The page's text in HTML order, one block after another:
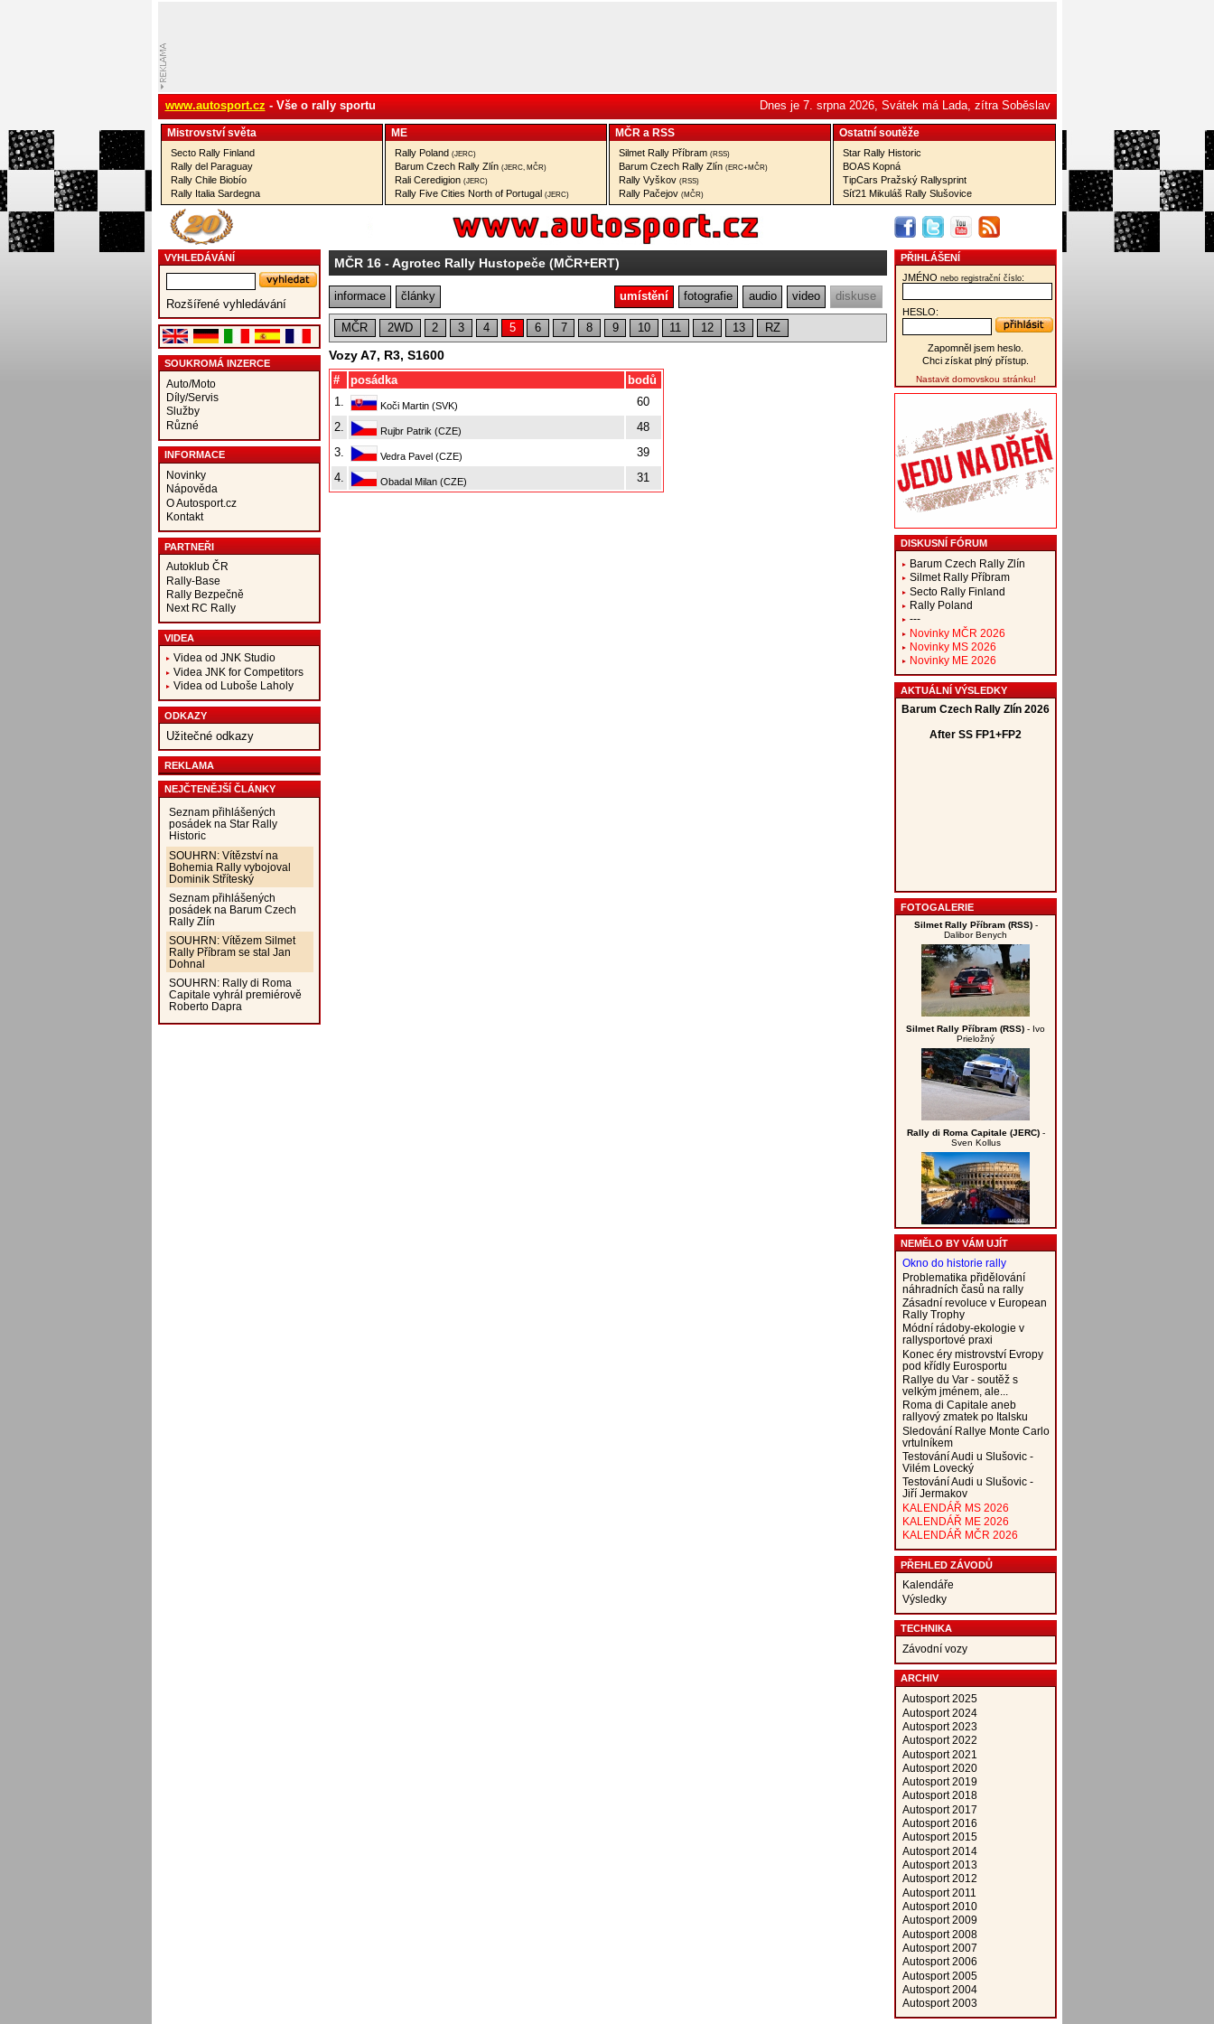
www.autosport.cz - Vše o rally sportu Dnes je 7. srpna 2026, Svátek má Lada, zítra Soběslav
Mistrovství­ světa
Secto Rally Finland
Rally del Paraguay
Rally Chile Biobío
Rally Italia Sardegna
ME
Rally Poland (JERC)
Barum Czech Rally Zlín (JERC, MČR)
Rali Ceredigion (JERC)
Rally Five Cities North of Portugal (JERC)
MČR a RSS
Silmet Rally Příbram (RSS)
Barum Czech Rally Zlín (ERC+MČR)
Rally Vyškov (RSS)
Rally Pačejov (MČR)
Ostatní­ soutěže
Star Rally Historic
BOAS Kopná
TipCars Pražský Rallysprint
Síť21 Mikuláš Rally Slušovice
VYHLEDÁVÁNÍ
Rozšířené vyhledávání
SOUKROMÁ INZERCE
Auto/Moto
Díly/Servis
Služby
Různé
INFORMACE
Novinky
Nápověda
O Autosport.cz
Kontakt
PARTNEŘI
Autoklub ČR
Rally-Base
Rally Bezpečně
Next RC Rally
VIDEA
Videa od JNK Studio
Videa JNK for Competitors
Videa od Luboše Laholy
ODKAZY
Užitečné odkazy
REKLAMA
NEJČTENĚJŠÍ ČLÁNKY
Seznam přihlášených
posádek na Star Rally
Historic
SOUHRN: Vítězství na
Bohemia Rally vybojoval
Dominik Stříteský
Seznam přihlášených
posádek na Barum Czech
Rally Zlín
SOUHRN: Vítězem Silmet
Rally Příbram se stal Jan
Dohnal
SOUHRN: Rally di Roma
Capitale vyhrál premiérově
Roberto Dapra
MČR 16- Agrotec Rally Hustopeče (MČR+ERT)
informace články umístění fotografie audio video diskuse
MČR 2WD 2 3 4 5 6 7 8 9 10 11 12 13 RZ
Vozy A7, R3, S1600
# posádka
bodů
1.
Koči Martin (SVK)
60
2.
Rujbr Patrik (CZE)
48
3.
Vedra Pavel (CZE)
39
4.
Obadal Milan (CZE) 31
PŘIHLÁŠENÍ
JMÉNO nebo registrační číslo:
HESLO:
Zapomněl jsem heslo.
Chci získat plný přístup.
Nastavit domovskou stránku!
DISKUSNÍ FÓRUM
Barum Czech Rally Zlín
Silmet Rally Příbram
Secto Rally Finland
Rally Poland
---
Novinky MČR 2026
Novinky MS 2026
Novinky ME 2026
AKTUÁLNÍ VÝSLEDKY
FOTOGALERIE
Silmet Rally Příbram (RSS)-
Dalibor Benych
Silmet Rally Příbram (RSS) - Ivo
Prieložný
Rally di Roma Capitale (JERC)-
Sven Kollus
NEMĚLO BY VÁM UJÍT
Okno do historie rally
Problematika přidělování
náhradních časů na rally
Zásadní revoluce v European
Rally Trophy
Módní rádoby-ekologie v
rallysportové praxi
Konec éry mistrovství Evropy
pod křídly Eurosportu
Rallye du Var - soutěž s
velkým jménem, ale...
Roma di Capitale aneb
rallyový zmatek po Italsku
Sledování Rallye Monte Carlo
vrtulníkem
Testování Audi u Slušovic -
Vilém Lovecký
Testování Audi u Slušovic -
Jiří Jermakov
KALENDÁŘ MS 2026
KALENDÁŘ ME 2026
KALENDÁŘ MČR 2026
PŘEHLED ZÁVODŮ
Kalendáře
Výsledky
TECHNIKA
Závodní vozy
ARCHIV
Autosport 2025
Autosport 2024
Autosport 2023
Autosport 2022
Autosport 2021
Autosport 2020
Autosport 2019
Autosport 2018
Autosport 2017
Autosport 2016
Autosport 2015
Autosport 2014
Autosport 2013
Autosport 2012
Autosport 2011
Autosport 2010
Autosport 2009
Autosport 2008
Autosport 2007
Autosport 2006
Autosport 2005
Autosport 2004
Autosport 2003